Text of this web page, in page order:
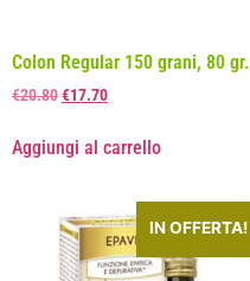
Colon Regular 150 grani, 80 gr.
€20.80€17.70
Aggiungi al carrello
IN OFFERTA!